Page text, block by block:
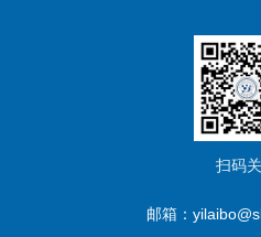
扫码
邮箱：